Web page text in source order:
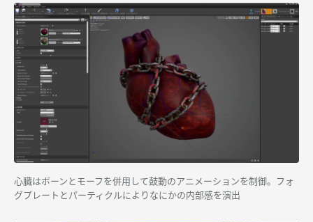
心臓はボーンとモーフを併用して鼓動のアニメーションを制御。フォ
グプレートとパーティクルによりなにかの内部感を演出